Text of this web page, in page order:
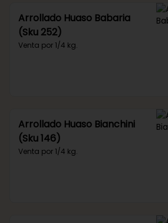
Arrollado Huaso Babaria
(Sku 252)
Venta por 1/4 kg.
Arrollado Huaso Bianchini
(Sku 146)
Venta por 1/4 kg.